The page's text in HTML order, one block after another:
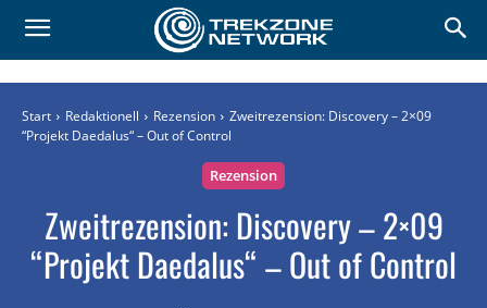
Start Redaktionell Rezension
Zweitrezension: Discovery – 2×09
“Projekt Daedalus“ – Out of Control
Rezension
Zweitrezension: Discovery – 2×09
“Projekt Daedalus“ – Out of Control